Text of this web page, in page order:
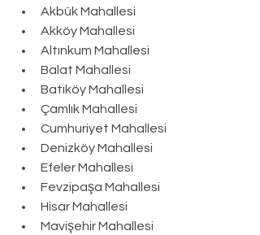
Akbük Mahallesi
Akköy Mahallesi
Altınkum Mahallesi
Balat Mahallesi
Batıköy Mahallesi
Çamlık Mahallesi
Cumhuriyet Mahallesi
Denizköy Mahallesi
Efeler Mahallesi
Fevzipaşa Mahallesi
Hisar Mahallesi
Mavişehir Mahallesi